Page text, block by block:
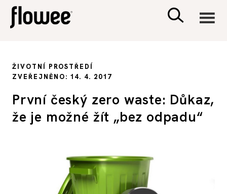
PSYCHOLOGIE
SEX A VZTAHY
ŽIVOTNÍ PROSTŘEDÍ
ZVEŘEJNĚNO: 14. 4. 2017
První český zero waste: Důkaz,
že je možné žít „bez odpadu“